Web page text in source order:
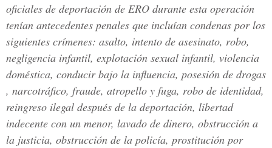
oficiales de deportación de ERO durante esta operación
tenían antecedentes penales que incluían condenas por los
siguientes crímenes: asalto, intento de asesinato, robo,
negligencia infantil, explotación sexual infantil, violencia
doméstica, conducir bajo la influencia, posesión de drogas
, narcotráfico, fraude, atropello y fuga, robo de identidad,
reingreso ilegal después de la deportación, libertad
indecente con un menor, lavado de dinero, obstrucción a
la justicia, obstrucción de la policía, prostitución por